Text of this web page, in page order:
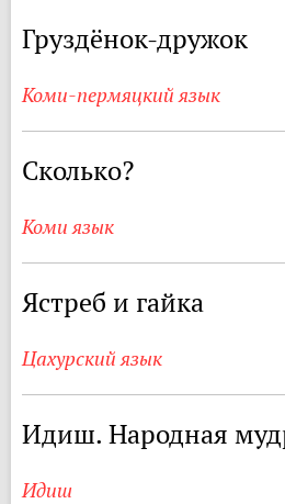
Груздёнок-дружок
Коми-пермяцкий язык
Сколько?
Коми язык
Ястреб и гайка
Цахурский язык
Идиш. Народная
Идиш